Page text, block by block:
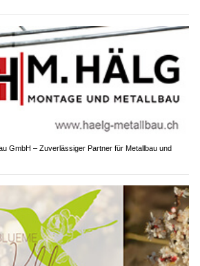
GmbH – Zuverlässiger Partner für Metallbau und